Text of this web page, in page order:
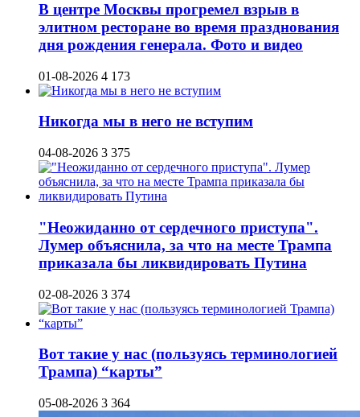
В центре Москвы прогремел взрыв в
элитном ресторане во время празднования
дня рождения генерала. Фото и видео
01-08-2026 4 173
Никогда мы в него не вступим
04-08-2026 3 375
"Неожиданно от сердечного приступа".
Лумер объяснила, за что на месте Трампа
приказала бы ликвидировать Путина
02-08-2026 3 374
Вот такие у нас (пользуясь терминологией
Трампа) “карты”
05-08-2026 3 364